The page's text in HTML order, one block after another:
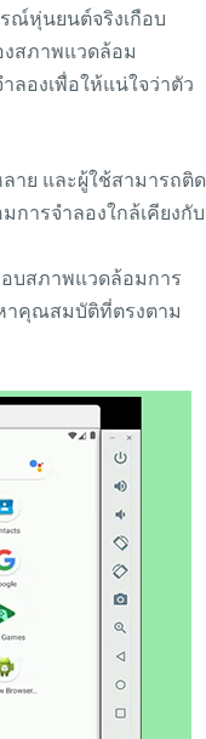
ณ์หุ่นยนต์จริงเกือบ
สภาพแวดล้อม
องเพื่อให้แน่ใจว่าตัว
าย และผู้ใช้สามารถติด
ารจำลองใกล้เคียงกับ
บสภาพแวดล้อมการ
าคุณสมบัติที่ตรงตาม